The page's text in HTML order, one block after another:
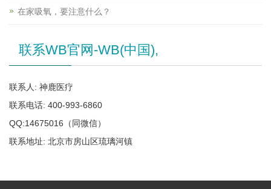
在家吸氧，要注意什么？
联系WB官网-WB(中国),
联系人: 神鹿医疗
联系电话: 400-993-6860
QQ:14675016（同微信）
联系地址: 北京市房山区琉璃河镇